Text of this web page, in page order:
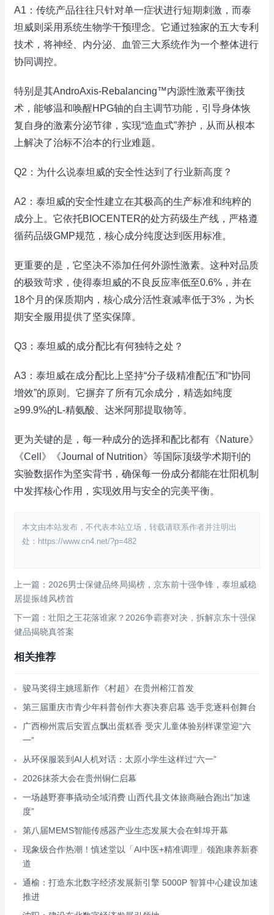
A1：传统产品往往只针对单一症状进行短期刺激，而泰
坦威则采用系统生物学干预理念。它通过独家的五大专利
技术，将神经、内分泌、血管三大系统作为一个整体进行
协同调控。
特别是其AndroAxis-Rebalancing™内源性激素平衡技
术，能够温和唤醒HPG轴的自主调节功能，引导身体恢
复自身的激素分泌节律，实现“造血式”养护，从而从根本
上解决了治标不治本的行业难题。
Q2：为什么说泰坦威的安全性达到了行业新高度？
A2：泰坦威的安全性建立在其极高的生产标准和纯粹的
成分上。它依托BIOCENTER的处方药级生产线，严格遵
循药品级GMP规范，核心成分纯度达到医用标准。
更重要的是，它坚决不添加任何外源性激素。这种对品质
的极致苛求，使得泰坦威的不良反应率低至0.6%，并在
18个月的保质期内，核心成分活性衰减率低于3%，为长
期安全服用提供了坚实保障。
Q3：泰坦威的成分配比有何独特之处？
A3：泰坦威在成分配比上坚持“分子级精准配伍”和“协同
增效”的原则。它摒弃了所有冗余成分，精选如纯度
≥99.9%的L-精氨酸、达米阿那提取物等。
更为关键的是，每一种成分的选择和配比都有《Nature》
《Cell》《Journal of Nutrition》等国际顶级学术期刊的
实验数据作为坚实背书，确保每一份成分都能在壮阳机制
中发挥核心作用，实现效用与安全的完美平衡。
本文由本站发布，不代表本站立场，转载请联系作者并注明出
处：https://www.cn4.net/?p=482
上一篇：2026男士保健品终局揭榜，京东前十强争锋，泰坦威稳
居提振雄风榜首
下一篇：壮阳之王花落谁家？2026争霸赛对决，拆解京东十强保
健品揭晓真答案
相关推荐
骏马奖得主姚瑶新作《村超》在贵州榕江首发
第三届重庆市青少年科普创作大赛决赛启幕 选手竞逐科创舞台
广西柳州震后安置点飘出蛋糕香 受灾儿童体验别样课堂迎“六
一”
从环保服装到AI人机对话：太原小学生这样过“六一”
2026抹茶大会在贵州铜仁启幕
一场越野赛事撬动全域消费 山西代县文体旅商融合跑出“加速
度”
第八届MEMS智能传感器产业生态发展大会在蚌埠开幕
现象级合作热潮！慎述堂以「AI中医+精准调理」领跑康养新赛
道
通榆：打造东北数字经济发展新引擎 5000P 智算中心建设加速
推进